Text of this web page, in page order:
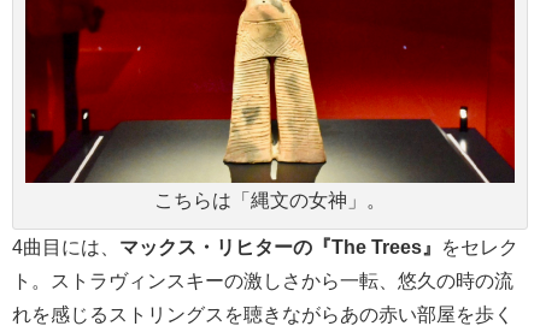
こちらは「縄文の女神」。
4曲目には、 マックス・リヒターの『The Trees』
をセレク
ト。ストラヴィンスキーの激しさから一転、悠久の時の流
れを感じるストリングスを聴きながらあの赤い部屋を歩く